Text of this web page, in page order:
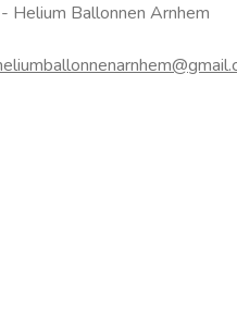
Ballonnen Arnhem